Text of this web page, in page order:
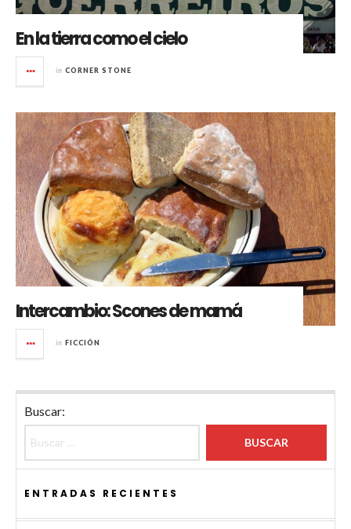
En la tierra como el cielo
in CORNER STONE
Intercambio: Scones de mamá
in FICCIÓN
Buscar:
ENTRADAS RECIENTES